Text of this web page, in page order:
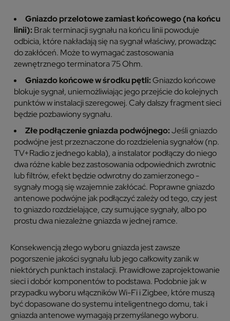
Gniazdo przelotowe zamiast końcowego (na końcu
linii): Brak terminacji sygnału na końcu linii powoduje
odbicia, które nakładają się na sygnał właściwy, prowadząc
do zakłóceń. Może to wymagać zastosowania
zewnętrznego terminatora 75 Ohm.
Gniazdo końcowe w środku pętli:Gniazdo końcowe
blokuje sygnał, uniemożliwiając jego przejście do kolejnych
punktów w instalacji szeregowej. Cały dalszy fragment sieci
będzie pozbawiony sygnału.
Złe podłączenie gniazda podwójnego:Jeśli gniazdo
podwójne jest przeznaczone do rozdzielenia sygnałów (np.
TV+Radio z jednego kabla), a instalator podłączy do niego
dwaróżnekable bez zastosowania odpowiednich zwrotnic
lub filtrów, efekt będzie odwrotny do zamierzonego -
sygnały mogą się wzajemnie zakłócać. Poprawne gniazdo
antenowe podwójne jak podłączyć zależy od tego, czy jest
to gniazdo rozdzielające, czy sumujące sygnały, albo po
prostu dwa niezależne gniazda w jednej ramce.
Konsekwencją złego wyboru gniazda jest zawsze
pogorszenie jakości sygnału lub jego całkowity zanik w
niektórych punktach instalacji. Prawidłowe zaprojektowanie
sieci i dobór komponentów to podstawa. Podobnie jak w
przypadku wyboru włączników Wi-Fi i Zigbee, które muszą
być dopasowane do systemu inteligentnego domu, tak i
gniazda antenowe wymagają przemyślanego wyboru.